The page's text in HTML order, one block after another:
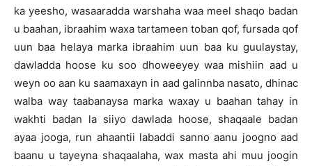
ka yeesho, wasaaradda warshaha waa meel shaqo badan
u baahan, ibraahim waxa tartameen toban qof, fursada qof
uun baa helaya marka ibraahim uun baa ku guulaystay,
dawladda hoose ku soo dhoweeyey waa mishiin aad u
weyn oo aan ku saamaxayn in aad galinnba nasato, dhinac
walba way taabanaysa marka waxay u baahan tahay in
wakhti badan la siiyo dawlada hoose, shaqaale badan
ayaa jooga, run ahaantii labaddi sanno aanu joogno aad
baanu u tayeyna shaqaalaha, wax masta ahi muu joogin